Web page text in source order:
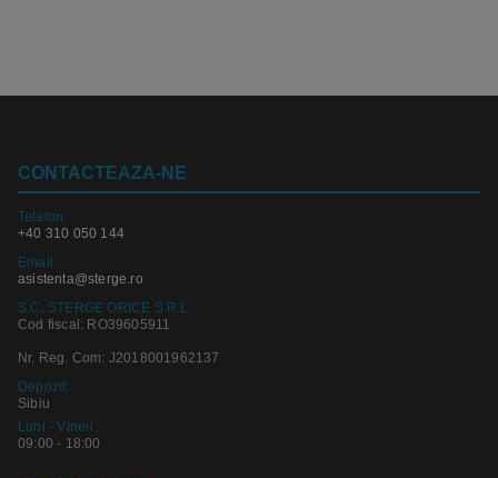
CONTACTEAZA-NE
Telefon:
+40 310 050 144
Email
asistenta@sterge.ro
S.C. STERGE ORICE S.R.L.
Cod fiscal: RO39605911
Nr. Reg. Com: J2018001962137
Depozit:
Sibiu
Luni - Vineri:
09:00 - 18:00